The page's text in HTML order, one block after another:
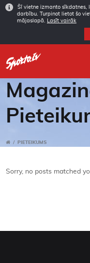
Šī vietne izmanto
darbību. Turpinot lietot šo
mājaslapā.
Lasīt vairāk
/ PIETEIKUMS
Sorry, no posts matched